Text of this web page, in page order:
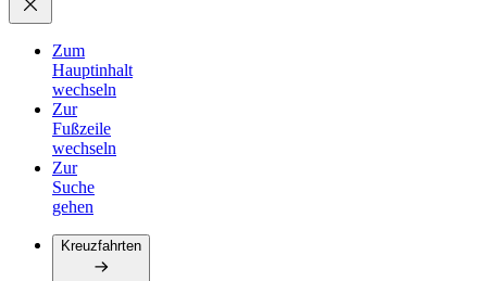
Zum
Hauptinhalt
wechseln
Zur
Fußzeile
wechseln
Zur
Suche
gehen
Kreuzfahrten